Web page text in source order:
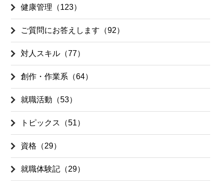
健康管理（123）
ご質問にお答えします（92）
対人スキル（77）
創作・作業系（64）
就職活動（53）
トピックス（51）
資格（29）
就職体験記（29）